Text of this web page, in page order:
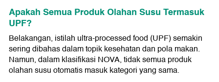
Apakah Semua Produk Olahan Susu Termasuk
UPF?
Belakangan, istilah ultra-processed food (UPF) semakin
sering dibahas dalam topik kesehatan dan pola makan.
Namun, dalam klasifikasi NOVA, tidak semua produk
olahan susu otomatis masuk kategori yang sama.